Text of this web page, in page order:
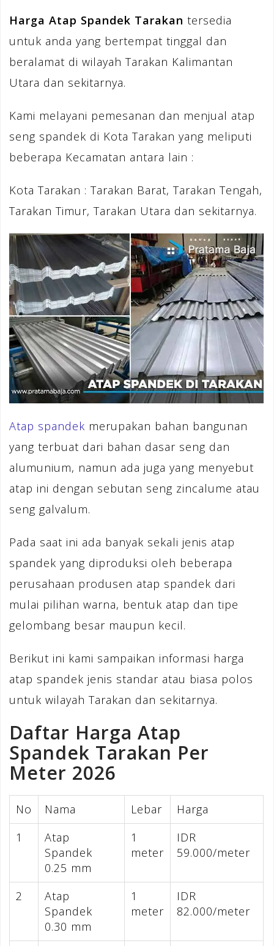
Harga Atap Spandek Tarakan tersedia
untuk anda yang bertempat tinggal dan
beralamat di wilayah Tarakan Kalimantan
Utara dan sekitarnya.
Kami melayani pemesanan dan menjual atap
seng spandek di Kota Tarakan yang meliputi
beberapa Kecamatan antara lain :
Kota Tarakan : Tarakan Barat, Tarakan Tengah,
Tarakan Timur, Tarakan Utara dan sekitarnya.
Atap spandek merupakan bahan bangunan
yang terbuat dari bahan dasar seng dan
alumunium, namun ada juga yang menyebut
atap ini dengan sebutan seng zincalume atau
seng galvalum.
Pada saat ini ada banyak sekali jenis atap
spandek yang diproduksi oleh beberapa
perusahaan produsen atap spandek dari
mulai pilihan warna, bentuk atap dan tipe
gelombang besar maupun kecil.
Berikut ini kami sampaikan informasi harga
atap spandek jenis standar atau biasa polos
untuk wilayah Tarakan dan sekitarnya.
Daftar Harga Atap
Spandek Tarakan Per
Meter 2026
No Nama Lebar
Harga
1
Atap
Spandek
0.25 mm
1
meter
IDR
59.000/meter
2
Atap
Spandek
0.30 mm
1
meter
IDR
82.000/meter